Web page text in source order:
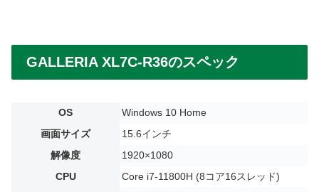
GALLERIA XL7C-R36のスペック
OS
Windows 10 Home
画面サイズ
15.6インチ
解像度
1920×1080
CPU
Core i7-11800H (8コア16スレッド)